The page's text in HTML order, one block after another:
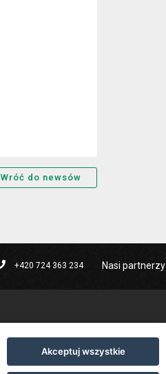
Wróć do newsów
+420 724 363 234 Nasi partnerzy
Akceptuj wszystkie